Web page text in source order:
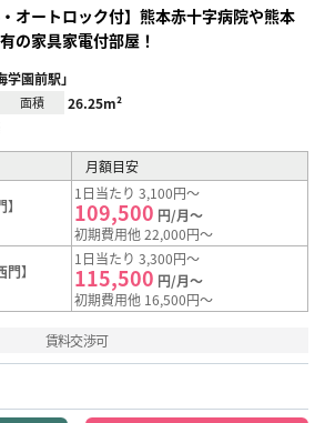
オートロック付】熊本赤十字病院や熊本
の家具家電付部屋！
園前駅」
面積 26.25m²
月額目安
1日当たり 3,100円～
109,500 円/月～
初期費用他 22,000円～
】
1日当たり 3,300円～
115,500 円/月～
初期費用他 16,500円～
賃料交渉可